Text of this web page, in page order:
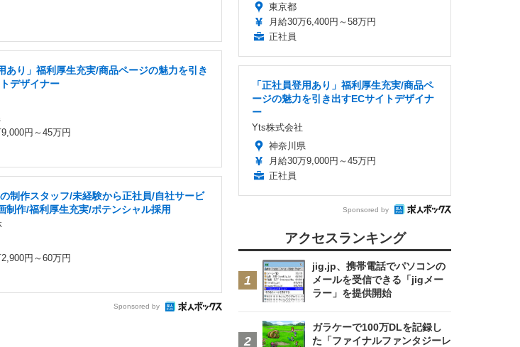
あり」福利厚生充実/商品ページの魅力を引き
デザイナー
円～45万円
制作スタッフ/未経験から正社員/自社サービ
制作/福利厚生充実/ポテンシャル採用
円～60万円
Sponsored by
東京都
月給30万6,400円～58万円
正社員
「正社員登用あり」福利厚生充実/商品ペ
ージの魅力を引き出すECサイトデザイナ
ー
Yts株式会社
神奈川県
月給30万9,000円～45万円
正社員
Sponsored by
アクセスランキング
jig.jp、携帯電話でパソコンの
メールを受信できる「jigメー
ラー」を提供開始
ガラケーで100万DLを記録し
た「ファイナルファンタジーレ